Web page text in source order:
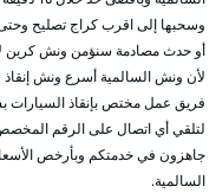
وسحبها إلى اقرب كراج تصليح
أو حدث مصادمة سنؤمن ونش كرين
لأن ونش السالمية أسرع ونش
فريق عمل مختص بإنقاذ السيارات
جاهزون في خدمتكم وبأرخص
السالمية.